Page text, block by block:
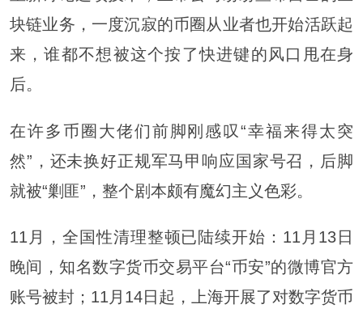
块链业务，一度沉寂的币圈从业者也开始活跃起
来，谁都不想被这个按了快进键的风口甩在身
后。
在许多币圈大佬们前脚刚感叹“幸福来得太突
然”，还未换好正规军马甲响应国家号召，后脚
就被“剿匪”，整个剧本颇有魔幻主义色彩。
11月，全国性清理整顿已陆续开始：11月13日
晚间，知名数字货币交易平台“币安”的微博官方
账号被封；11月14日起，上海开展了对数字货币